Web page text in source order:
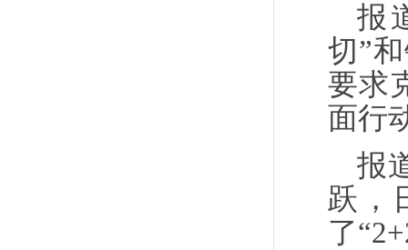
报
切”
要求
面行
报
跃，
了